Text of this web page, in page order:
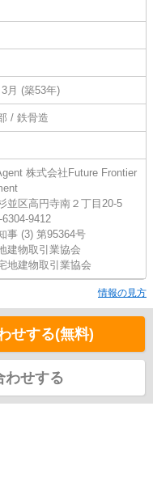
月 (築53年)
/ 鉄骨造
株式会社Future Frontier
並区高円寺南２丁目20-5
9412
事 (3) 第95364号
建物取引業協会
地建物取引業協会
情報の見方
せする(無料)
わせする